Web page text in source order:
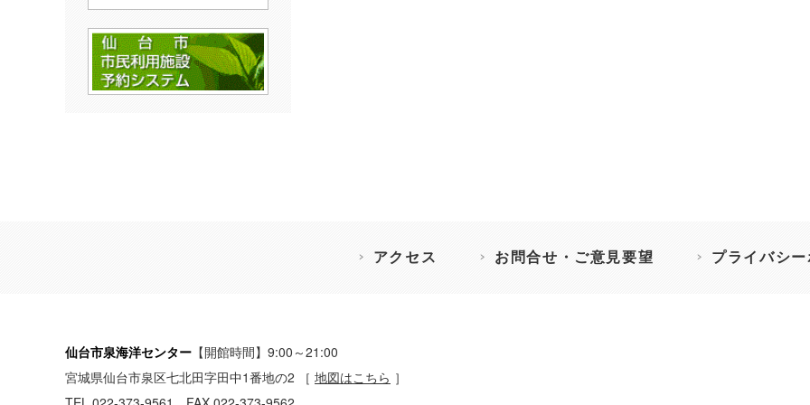
アクセス お問合せ・ご意見要望 プライバシ
仙台市泉海洋センター 【開館時間】9:00～21:00
宮城県仙台市泉区七北田字田中1番地の2
［ 地図はこちら ］